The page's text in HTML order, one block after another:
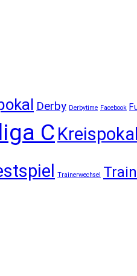
Derby Derbytime Facebook
C Kreispokal
Trainerwechsel